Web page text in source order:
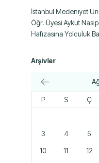
İstanbul Medeniyet
Öğr. Üyesi Aykut
Hafızasına Yolculuk
Arşivler
P S Ç
3 4 5
10 11 12